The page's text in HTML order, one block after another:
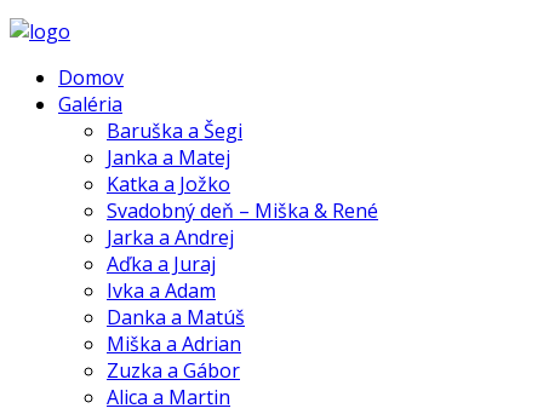
Domov
Galéria
Baruška a Šegi
Janka a Matej
Katka a Jožko
Svadobný deň – Miška & René
Jarka a Andrej
Aďka a Juraj
Ivka a Adam
Danka a Matúš
Miška a Adrian
Zuzka a Gábor
Alica a Martin